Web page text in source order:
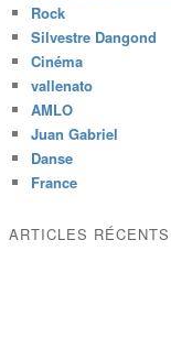
Rock
Silvestre Dangond
Cinéma
vallenato
AMLO
Juan Gabriel
Danse
France
ARTICLES RÉCENTS